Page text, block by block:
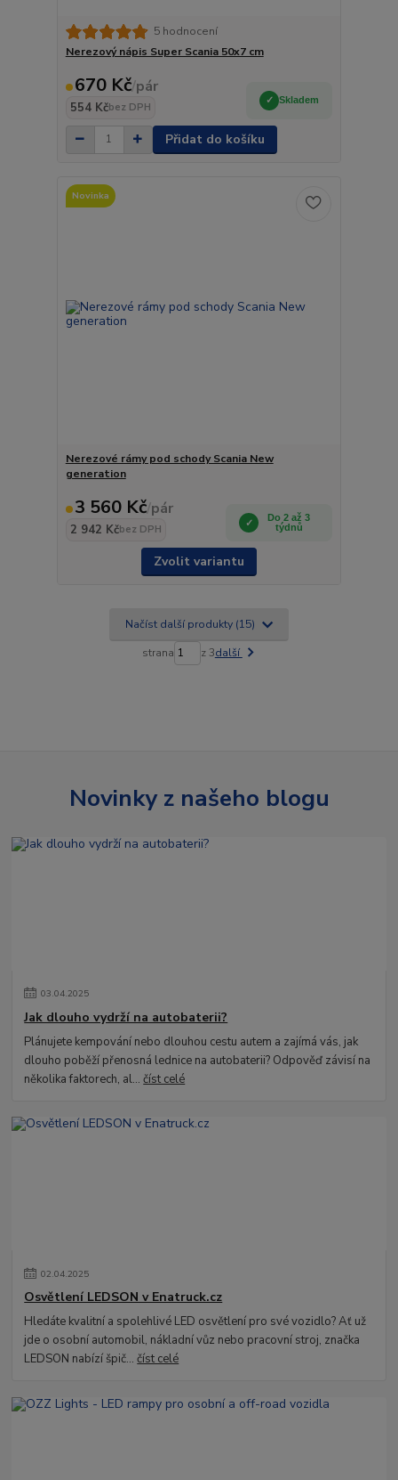
5 hodnocení
Nerezový nápis Super Scania 50x7 cm
670 Kč/pár
554 Kčbez DPH
Skladem
Přidat do košíku
Novinka
Nerezové rámy pod schody Scania New
generation
3 560 Kč/pár
2 942 Kčbez DPH
Do 2 až 3
týdnů
Zvolit variantu
Načíst další produkty (15)
strana z 3další
Novinky z našeho blogu
03.04.2025
Jak dlouho vydrží na autobaterii?
Plánujete kempování nebo dlouhou cestu autem a zajímá vás, jak
dlouho poběží přenosná lednice na autobaterii? Odpověď závisí na
několika faktorech, al...číst celé
02.04.2025
Osvětlení LEDSON v Enatruck.cz
Hledáte kvalitní a spolehlivé LED osvětlení pro své vozidlo? Ať už
jde o osobní automobil, nákladní vůz nebo pracovní stroj, značka
LEDSON nabízí špič...číst celé